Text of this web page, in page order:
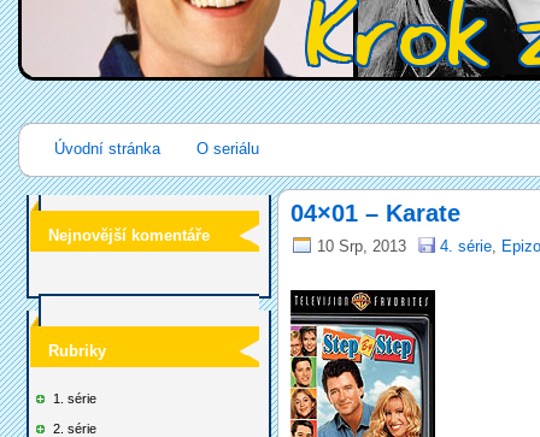
Úvodní stránka O seriálu
Nejnovější komentáře
Rubriky
1. série
2. série
04×01 – Karate
10 Srp, 2013 4. série,